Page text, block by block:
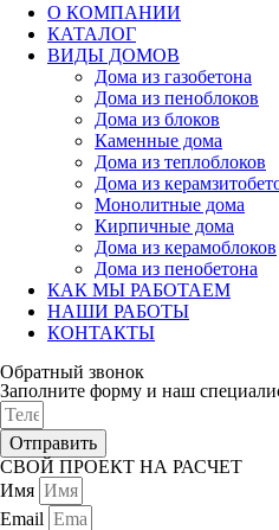
О КОМПАНИИ
КАТАЛОГ
ВИДЫ ДОМОВ
Дома из газобетона
Дома из пеноблоков
Дома из блоков
Каменные дома
Дома из теплоблоков
Дома из
Монолитные дома
Кирпичные дома
Дома из керамоблоков
Дома из пенобетона
КАК МЫ РАБОТАЕМ
НАШИ РАБОТЫ
КОНТАКТЫ
Обратный звонок
Заполните форму и наш
Отправить
СВОЙ ПРОЕКТ НА РАСЧЕТ
Имя
Email